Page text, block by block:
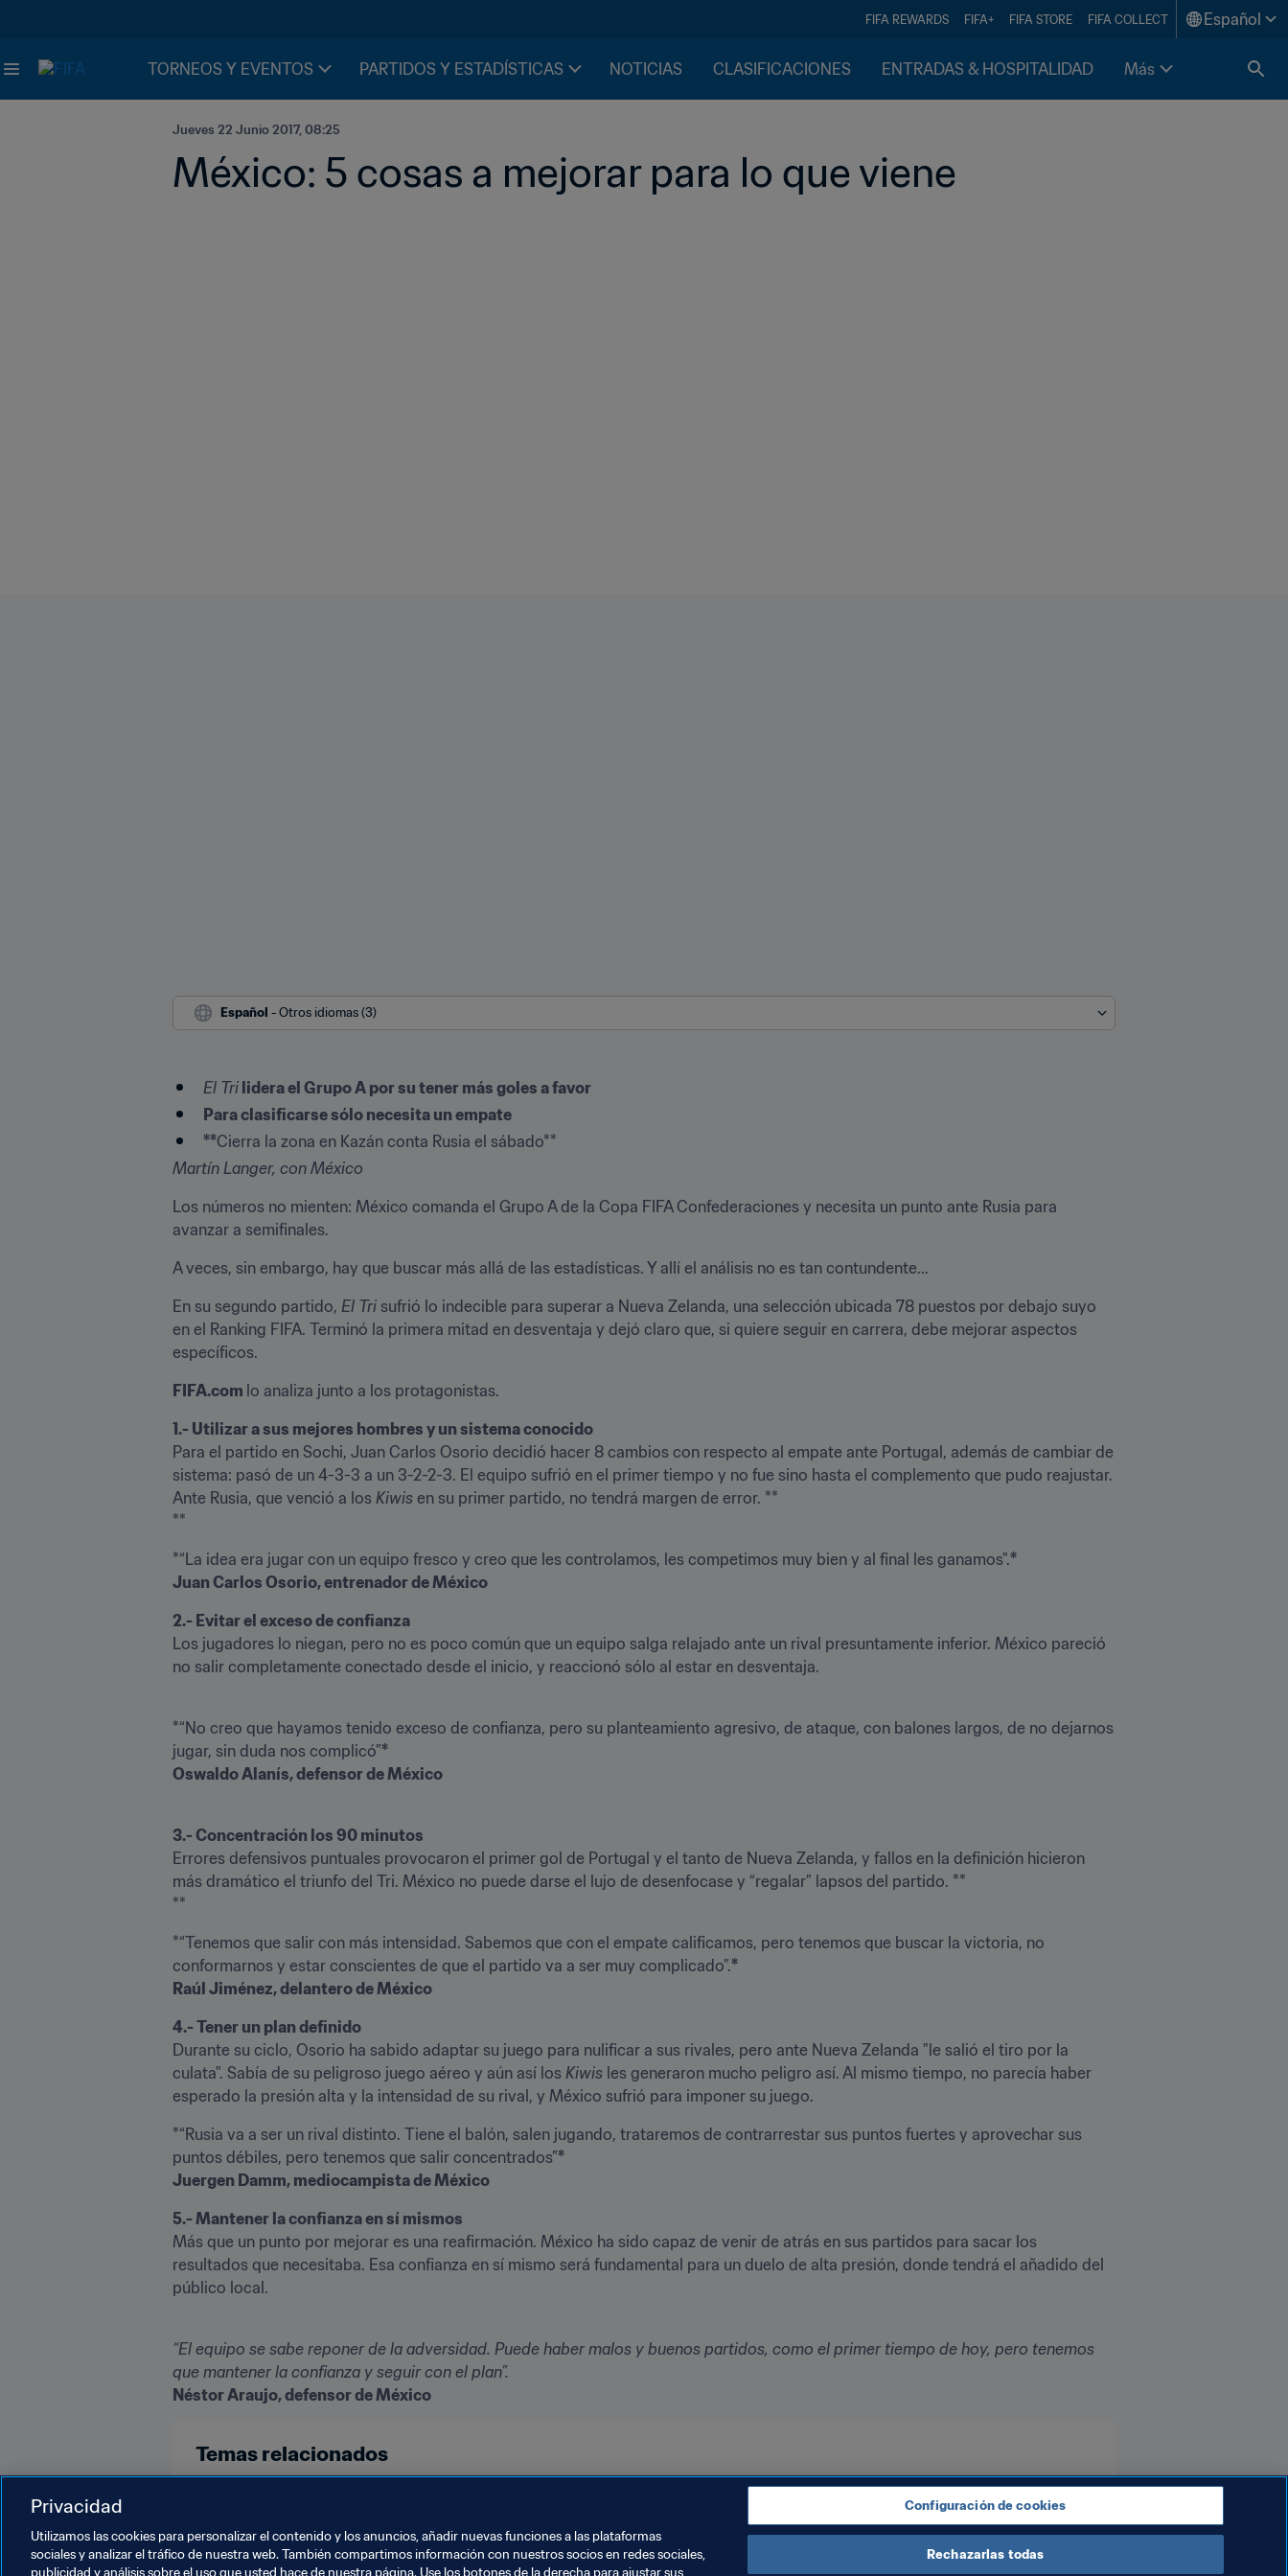
FIFA REWARDS FIFA+ FIFA STORE FIFA COLLECT Español
TORNEOS Y EVENTOS PARTIDOS Y ESTADÍSTICAS NOTICIAS CLASIFICACIONES ENTRADAS & HOSPITALIDAD Más
Jueves 22 Junio 2017, 08:25
México: 5 cosas a mejorar para lo que viene
Español - Otros idiomas (3)
El Tri lidera el Grupo A por su tener más goles a favor
Para clasificarse sólo necesita un empate
**Cierra la zona en Kazán conta Rusia el sábado**
Martín Langer, con México
Los números no mienten: México comanda el Grupo A de la Copa FIFA Confederaciones y necesita un punto ante Rusia para
avanzar a semifinales.
A veces, sin embargo, hay que buscar más allá de las estadísticas. Y allí el análisis no es tan contundente...
En su segundo partido, El Tri sufrió lo indecible para superar a Nueva Zelanda, una selección ubicada 78 puestos por debajo suyo
en el Ranking FIFA. Terminó la primera mitad en desventaja y dejó claro que, si quiere seguir en carrera, debe mejorar aspectos
específicos.
FIFA.com lo analiza junto a los protagonistas.
Para el partido en Sochi, Juan Carlos Osorio decidió hacer 8 cambios con respecto al empate ante Portugal, además de cambiar de
sistema: pasó de un 4-3-3 a un 3-2-2-3. El equipo sufrió en el primer tiempo y no fue sino hasta el complemento que pudo reajustar.
Ante Rusia, que venció a los Kiwis en su primer partido, no tendrá margen de error. **
**
*“La idea era jugar con un equipo fresco y creo que les controlamos, les competimos muy bien y al final les ganamos".*
Juan Carlos Osorio, entrenador de México
2.- Evitar el exceso de confianza
Los jugadores lo niegan, pero no es poco común que un equipo salga relajado ante un rival presuntamente inferior. México pareció
no salir completamente conectado desde el inicio, y reaccionó sólo al estar en desventaja.
*“No creo que hayamos tenido exceso de confianza, pero su planteamiento agresivo, de ataque, con balones largos, de no dejarnos
jugar, sin duda nos complicó”*
Oswaldo Alanís, defensor de México
Errores defensivos puntuales provocaron el primer gol de Portugal y el tanto de Nueva Zelanda, y fallos en la definición hicieron
más dramático el triunfo del Tri. México no puede darse el lujo de desenfocase y “regalar” lapsos del partido. **
**
*“Tenemos que salir con más intensidad. Sabemos que con el empate calificamos, pero tenemos que buscar la victoria, no
conformarnos y estar conscientes de que el partido va a ser muy complicado”.*
Raúl Jiménez, delantero de México
4.- Tener un plan definido
Durante su ciclo, Osorio ha sabido adaptar su juego para nulificar a sus rivales, pero ante Nueva Zelanda "le salió el tiro por la
culata". Sabía de su peligroso juego aéreo y aún así los Kiwis les generaron mucho peligro así. Al mismo tiempo, no parecía haber
esperado la presión alta y la intensidad de su rival, y México sufrió para imponer su juego.
*“Rusia va a ser un rival distinto. Tiene el balón, salen jugando, trataremos de contrarrestar sus puntos fuertes y aprovechar sus
puntos débiles, pero tenemos que salir concentrados”*
Juergen Damm, mediocampista de México
5.- Mantener la confianza en sí mismos
Más que un punto por mejorar es una reafirmación. México ha sido capaz de venir de atrás en sus partidos para sacar los
resultados que necesitaba. Esa confianza en sí mismo será fundamental para un duelo de alta presión, donde tendrá el añadido del
público local.
“El equipo se sabe reponer de la adversidad. Puede haber malos y buenos partidos, como el primer tiempo de hoy, pero tenemos
que mantener la confianza y seguir con el plan”.
Néstor Araujo, defensor de México
Temas relacionados
Privacidad
Utilizamos las cookies para personalizar el contenido y los anuncios, añadir nuevas funciones a las plataformas
sociales y analizar el tráfico de nuestra web. También compartimos información con nuestros socios en redes sociales,
publicidad y análisis sobre el uso que usted hace de nuestra página. Use los botones de la derecha para ajustar sus
Configuración de cookies
Rechazarlas todas